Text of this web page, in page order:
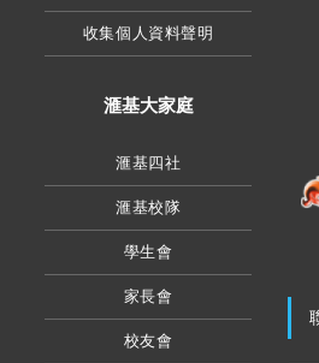
收集個人資料聲明
滙基大家庭
滙基四社
滙基校隊
學生會
家長會
校友會